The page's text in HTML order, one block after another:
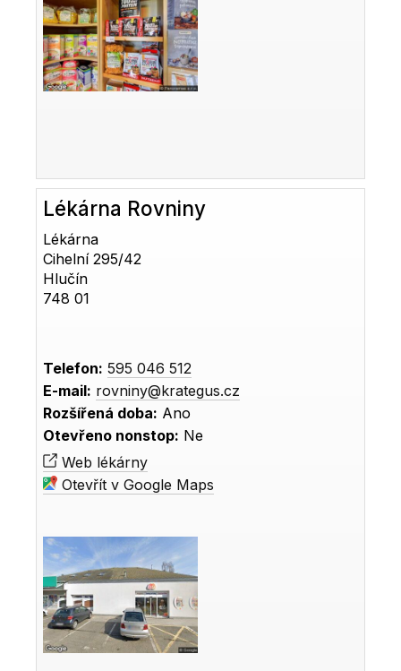
Lékárna Rovniny
Lékárna
Cihelní 295/42
Hlučín
748 01
Telefon: 595 046 512
E-mail: rovniny@krategus.cz
Rozšířená doba: Ano
Otevřeno nonstop: Ne
Web lékárny
Otevřít v Google Maps